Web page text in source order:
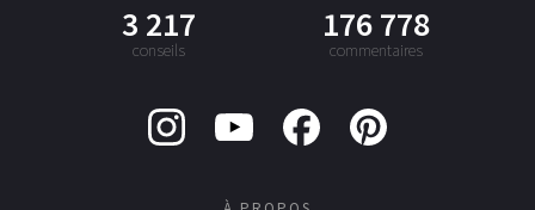
3 217
conseils
176 778
commentaires